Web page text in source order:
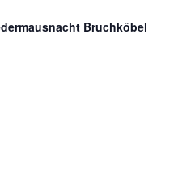
Bruchköbel